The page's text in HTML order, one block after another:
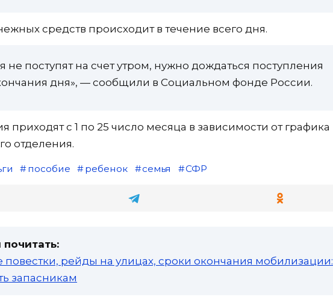
средств происходит в течение всего дня.
не поступят на счет утром, нужно дождаться поступления
дня», — сообщили в Социальном фонде России.
приходят с 1 по 25 число месяца в зависимости от графика
отделения.
пособие ребенок семья СФР
повестки, рейды на улицах, сроки окончания мобилизации:
запасникам